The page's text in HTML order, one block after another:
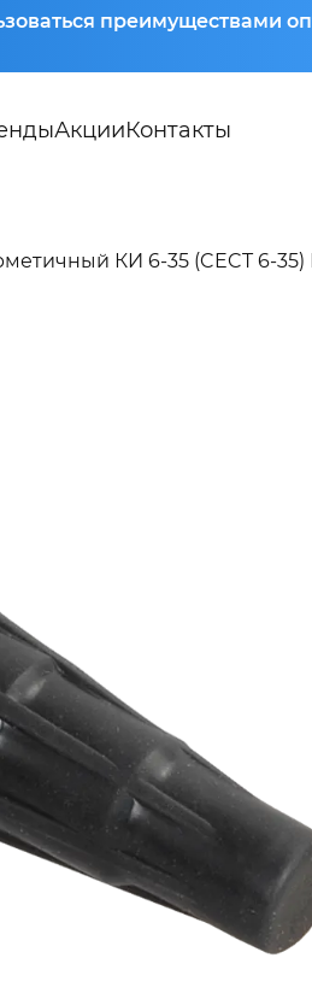
преимуществами
АкцииКонтакты
КИ 6-35 (CECT 6-